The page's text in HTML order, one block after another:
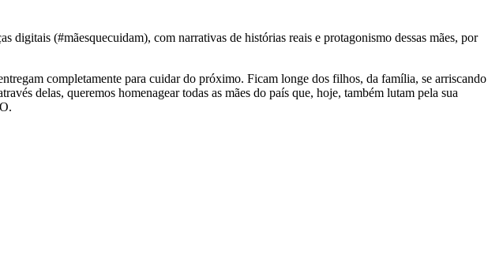
(#mãesquecuidam), com narrativas de histórias reais e protagonismo dessas mães, por
completamente para cuidar do próximo. Ficam longe dos filhos, da família, se arriscando
delas, queremos homenagear todas as mães do país que, hoje, também lutam pela sua